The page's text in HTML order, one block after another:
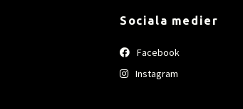
Sociala medier
Facebook
Instagram